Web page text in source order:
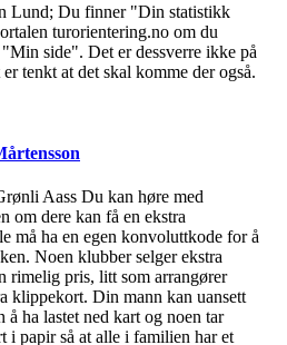
Lund; Du finner "Din statistikk
turorientering.no om du
side". Det er dessverre ikke på
tenkt at det skal komme der også.
Aass Du kan høre med
om dere kan få en ekstra
må ha en egen konvoluttkode for å
Noen klubber selger ekstra
rimelig pris, litt som arrangører
klippekort. Din mann kan uansett
å ha lastet ned kart og noen tar
i papir så at alle i familien har et